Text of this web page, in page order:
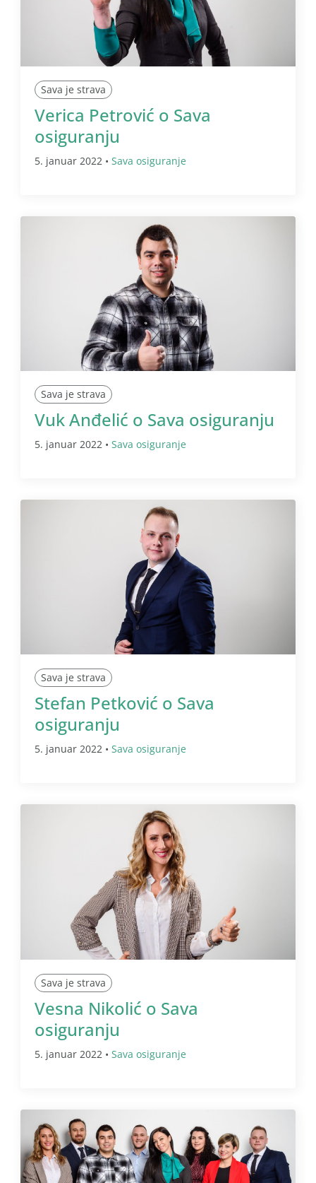
Sava je strava
Verica Petrović o Sava
osiguranju
5. januar 2022 • Sava osiguranje
Sava je strava
Vuk Anđelić o Sava osiguranju
5. januar 2022 • Sava osiguranje
Sava je strava
Stefan Petković o Sava
osiguranju
5. januar 2022 • Sava osiguranje
Sava je strava
Vesna Nikolić o Sava
osiguranju
5. januar 2022 • Sava osiguranje